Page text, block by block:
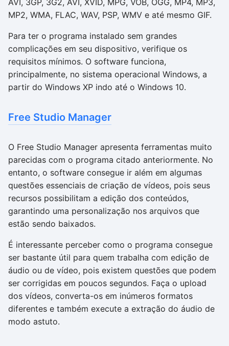
AVI, 3GP, 3G2, AVI, XVID, MPG, VOB, OGG, MP4, MP3,
MP2, WMA, FLAC, WAV, PSP, WMV e até mesmo GIF.
Para ter o programa instalado sem grandes
complicações em seu dispositivo, verifique os
requisitos mínimos. O software funciona,
principalmente, no sistema operacional Windows, a
partir do Windows XP indo até o Windows 10.
Free Studio Manager
O Free Studio Manager apresenta ferramentas muito
parecidas com o programa citado anteriormente. No
entanto, o software consegue ir além em algumas
questões essenciais de criação de vídeos, pois seus
recursos possibilitam a edição dos conteúdos,
garantindo uma personalização nos arquivos que
estão sendo baixados.
É interessante perceber como o programa consegue
ser bastante útil para quem trabalha com edição de
áudio ou de vídeo, pois existem questões que podem
ser corrigidas em poucos segundos. Faça o upload
dos vídeos, converta-os em inúmeros formatos
diferentes e também execute a extração do áudio de
modo astuto.